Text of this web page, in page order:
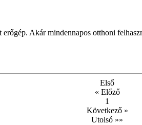
Akár mindennapos otthoni
Első
« Előző
1
Következő »
Utolsó »»